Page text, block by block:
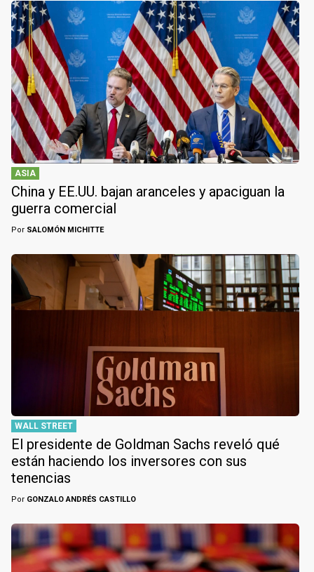
ASIA
China y EE.UU. bajan aranceles y apaciguan la
guerra comercial
Por SALOMÓN MICHITTE
WALL STREET
El presidente de Goldman Sachs reveló qué
están haciendo los inversores con sus
tenencias
Por GONZALO ANDRÉS CASTILLO